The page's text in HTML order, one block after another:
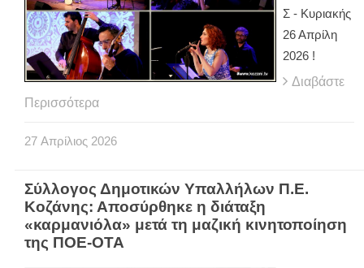
Σ - Κυριακής
26 Απρίλη
2026 !
Διαβάστε
Περισσότερα
27 Απρίλιος 2026
Σύλλογος Δημοτικών Υπαλλήλων Π.Ε.
Κοζάνης: Αποσύρθηκε η διάταξη
«καρμανιόλα» μετά τη μαζική κινητοποίηση
της ΠΟΕ-ΟΤΑ